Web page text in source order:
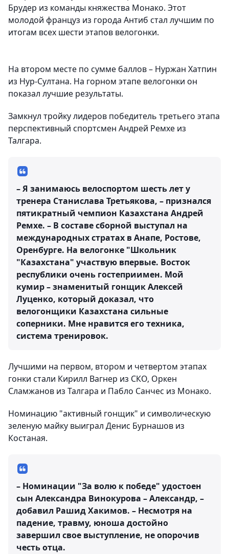
Брудер из команды княжества Монако. Этот
молодой француз из города Антиб стал лучшим по
итогам всех шести этапов велогонки.
На втором месте по сумме баллов – Нуржан Хатпин
из Нур-Султана. На горном этапе велогонки он
показал лучшие результаты.
Замкнул тройку лидеров победитель третьего этапа
перспективный спортсмен Андрей Ремхе из
Талгара.
– Я занимаюсь велоспортом шесть лет у
тренера Станислава Третьякова, – признался
пятикратный чемпион Казахстана Андрей
Ремхе. – В составе сборной выступал на
международных стратах в Анапе, Ростове,
Оренбурге. На велогонке "Школьник
"Казахстана" участвую впервые. Восток
республики очень гостеприимен. Мой
кумир – знаменитый гонщик Алексей
Луценко, который доказал, что
велогонщики Казахстана сильные
соперники. Мне нравится его техника,
система тренировок.
Лучшими на первом, втором и четвертом этапах
гонки стали Кирилл Вагнер из СКО, Оркен
Сламжанов из Талгара и Пабло Санчес из Монако.
Номинацию "активный гонщик" и символическую
зеленую майку выиграл Денис Бурнашов из
Костаная.
– Номинации "За волю к победе" удостоен
сын Александра Винокурова – Александр, –
добавил Рашид Хакимов. – Несмотря на
падение, травму, юноша достойно
завершил свое выступление, не опорочив
честь отца.